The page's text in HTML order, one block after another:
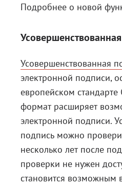
Подробнее о новой
Усовершенствованная
электронной подписи,
европейском стандарте
формат расширяет
электронной подписи.
подпись можно
несколько лет после
проверки не нужен
становится возможным